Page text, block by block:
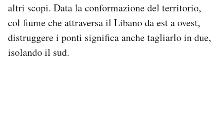
altri scopi. Data la conformazione del territorio,
col fiume che attraversa il Libano da est a ovest,
distruggere i ponti significa anche tagliarlo in due,
isolando il sud.